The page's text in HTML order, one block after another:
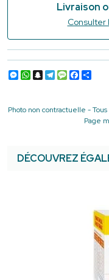
Livraison
Consulter
Messenger
WhatsApp
Snapchat
Telegram
Message
Photo non contractuelle -
Page
DÉCOUVREZ